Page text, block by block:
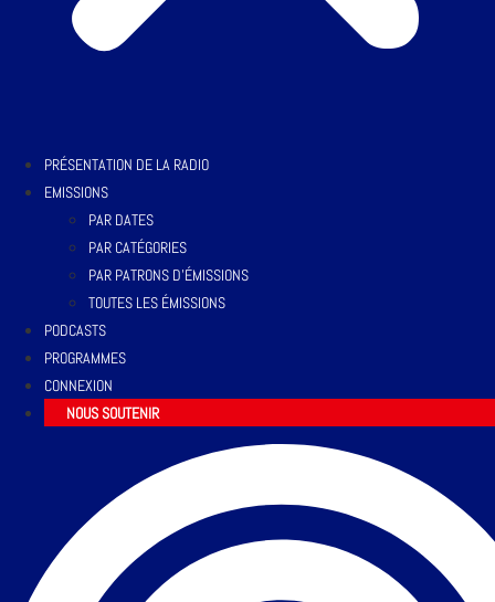
PRÉSENTATION DE LA RADIO
EMISSIONS
PAR DATES
PAR CATÉGORIES
PAR PATRONS D’ÉMISSIONS
TOUTES LES ÉMISSIONS
PODCASTS
PROGRAMMES
CONNEXION
NOUS SOUTENIR